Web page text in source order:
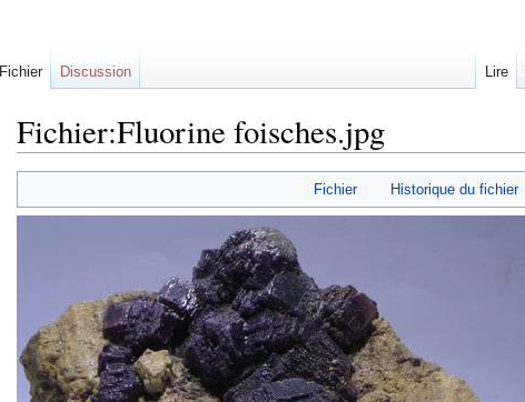
Fichier:Fluorine foisches.jpg
Fichier Historique du fichier
Fichier Discussion Lire